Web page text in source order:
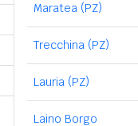
Maratea (PZ)
Trecchina (PZ)
Lauria (PZ)
Laino Borgo